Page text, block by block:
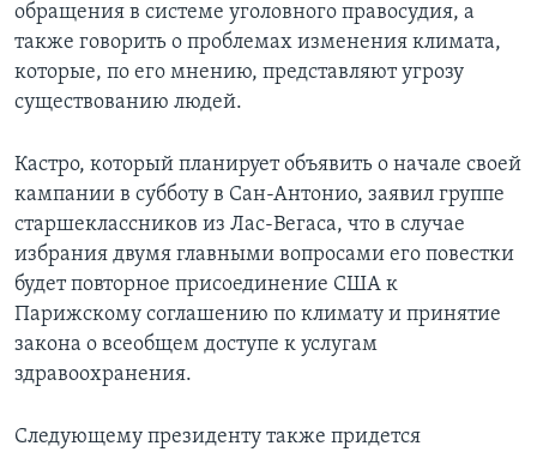
обращения в системе уголовного правосудия, а
также говорить о проблемах изменения климата,
которые, по его мнению, представляют угрозу
существованию людей.
Кастро, который планирует объявить о начале своей
кампании в субботу в Сан-Антонио, заявил группе
старшеклассников из Лас-Вегаса, что в случае
избрания двумя главными вопросами его повестки
будет повторное присоединение США к
Парижскому соглашению по климату и принятие
закона о всеобщем доступе к услугам
здравоохранения.
Следующему президенту также придется